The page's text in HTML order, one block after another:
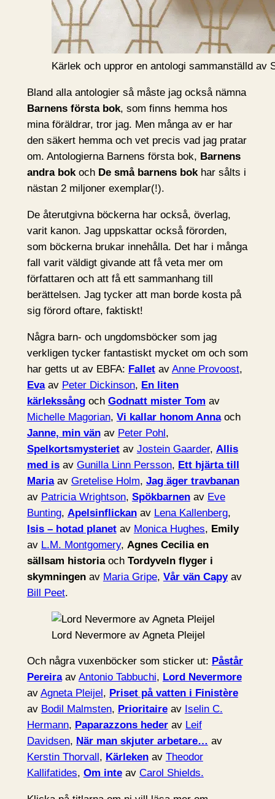
Kärlek och uppror en antologi sammanställd av
Bland alla antologier så måste jag också nämna
Barnens första bok, som finns hemma hos
mina föräldrar, tror jag. Men många av er har
den säkert hemma och vet precis vad jag pratar
om. Antologierna Barnens första bok, Barnens
andra bokoch De små barnens bokhar sålts i
nästan 2 miljoner exemplar(!).
De återutgivna böckerna har också, överlag,
varit kanon. Jag uppskattar också förorden,
som böckerna brukar innehålla. Det har i många
fall varit väldigt givande att få veta mer om
författaren och att få ett sammanhang till
berättelsen. Jag tycker att man borde kosta på
sig förord oftare, faktiskt!
Några barn- och ungdomsböcker som jag
verkligen tycker fantastiskt mycket om och som
har getts ut av EBFA: Falletav Anne Provoost,
Evaav Peter Dickinson, En liten
kärlekssångoch Godnatt mister Tom av
Michelle Magorian, Vi kallar honom Annaoch
Janne, min vänav Peter Pohl,
Spelkortsmysterietav Jostein Gaarder, Allis
med isav Gunilla Linn Persson, Ett hjärta till
Mariaav Gretelise Holm, Jag äger travbanan
av Patricia Wrightson, Spökbarnenav Eve
Bunting, Apelsinflickanav Lena Kallenberg,
Isis – hotad planetav Monica Hughes, Emily
av L.M. Montgomery, Agnes Cecilia en
sällsam historiaoch Tordyveln flyger i
skymningenav Maria Gripe, Vår vän Capyav
Bill Peet.
Lord Nevermore av Agneta Pleijel
Och några vuxenböcker som sticker ut: Påstår
Pereiraav Antonio Tabbuchi, Lord Nevermore
av Agneta Pleijel , Priset på vatten i Finistère
av Bodil Malmsten, Prioritaireav Iselin C.
Hermann, Paparazzons hederav Leif
Davidsen, När man skjuter arbetare… av
Kerstin Thorvall , Kärlekenav Theodor
Kallifatides, Om inteav Carol Shields.